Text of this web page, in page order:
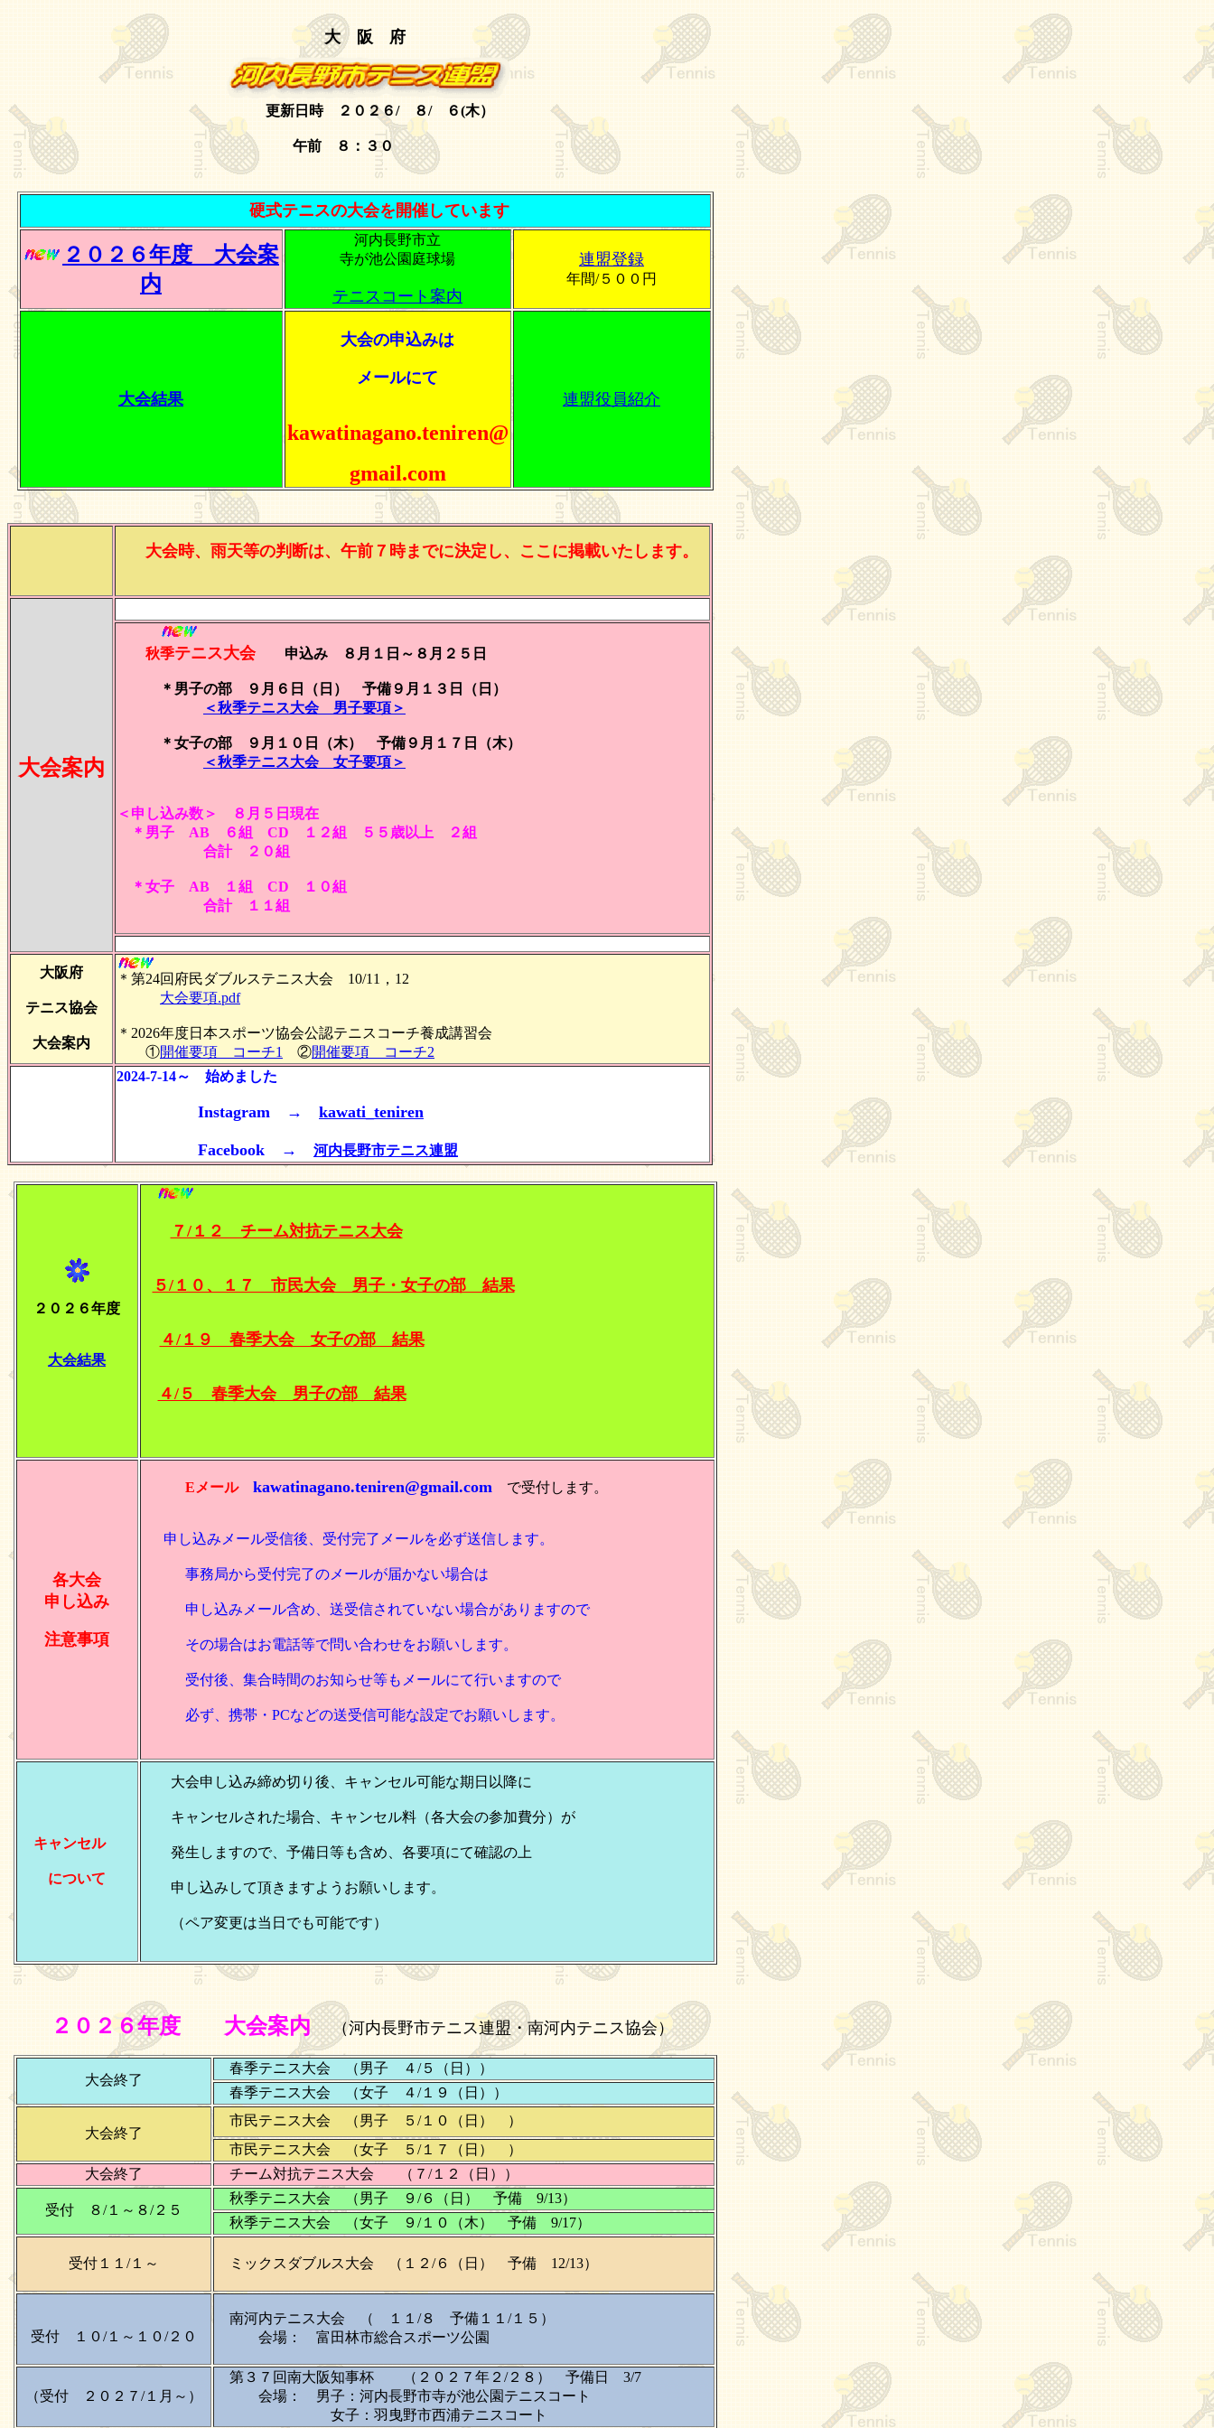
大 阪 府
更新日時 ２０２６/ ８/ ６(木）
午前 ８：３０
硬式テニスの大会を開催しています
２０２６年度 大会案
内
河内長野市立
寺が池公園庭球場
テニスコート案内
連盟登録
年間/５００円
大会結果
大会の申込みは
メールにて
kawatinagano.teniren@
gmail.com
連盟役員紹介
大会時、雨天等の判断は、午前７時までに決定し、ここに掲載いたします。
大会案内
秋季テニス大会 申込み ８月１日～８月２５日
＊男子の部 ９月６日（日） 予備９月１３日（日）
＜秋季テニス大会 男子要項＞
＊女子の部 ９月１０日（木） 予備９月１７日（木）
＜秋季テニス大会 女子要項＞
＜申し込み数＞ ８月５日現在
＊男子 AB ６組 CD １２組 ５５歳以上 ２組
合計 ２０組
＊女子 AB １組 CD １０組
合計 １１組
大阪府
テニス協会
大会案内
＊第24回府民ダブルステニス大会 10/11，12
大会要項.pdf
＊2026年度日本スポーツ協会公認テニスコーチ養成講習会
①開催要項 コーチ1 ②開催要項 コーチ2
2024-7-14～ 始めました
Instagram → kawati_teniren
Facebook → 河内長野市テニス連盟
２０２６年度
大会結果
７/１２ チーム対抗テニス大会
５/１０、１７ 市民大会 男子・女子の部 結果
４/１９ 春季大会 女子の部 結果
４/５ 春季大会 男子の部 結果
各大会
申し込み
注意事項
Eメール kawatinagano.teniren@gmail.com で受付します。
申し込みメール受信後、受付完了メールを必ず送信します。
事務局から受付完了のメールが届かない場合は
申し込みメール含め、送受信されていない場合がありますので
その場合はお電話等で問い合わせをお願いします。
受付後、集合時間のお知らせ等もメールにて行いますので
必ず、携帯・PCなどの送受信可能な設定でお願いします。
キャンセル
について
大会申し込み締め切り後、キャンセル可能な期日以降に
キャンセルされた場合、キャンセル料（各大会の参加費分）が
発生しますので、予備日等も含め、各要項にて確認の上
申し込みして頂きますようお願いします。
（ペア変更は当日でも可能です）
２０２６年度 大会案内 （河内長野市テニス連盟・南河内テニス協会）
大会終了
春季テニス大会 （男子 ４/５（日））
春季テニス大会 （女子 ４/１９（日））
大会終了
市民テニス大会 （男子 ５/１０（日） ）
市民テニス大会 （女子 ５/１７（日） ）
大会終了
チーム対抗テニス大会 （７/１２（日））
受付 ８/１～８/２５
秋季テニス大会 （男子 ９/６（日） 予備 9/13）
秋季テニス大会 （女子 ９/１０（木） 予備 9/17）
受付１１/１～ ミックスダブルス大会 （１２/６（日） 予備 12/13）
受付 １０/１～１０/２０
南河内テニス大会 （ １１/８ 予備１１/１５）
会場： 富田林市総合スポーツ公園
（受付 ２０２７/１月～）
第３７回南大阪知事杯 （２０２７年２/２８） 予備日 3/7
会場： 男子：河内長野市寺が池公園テニスコート
女子：羽曳野市西浦テニスコート